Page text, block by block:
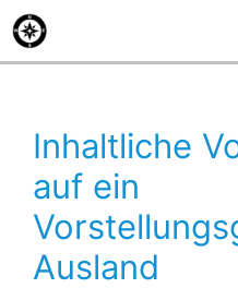
Zum
Inhalt
springen
Inhaltliche
auf ein
Ausland